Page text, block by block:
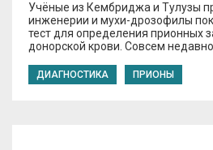
Учёные из Кембриджа и Тулузы
инженерии и мухи-дрозофилы
тест для определения прионных
донорской крови. Совсем
ДИАГНОСТИКА ПРИОНЫ